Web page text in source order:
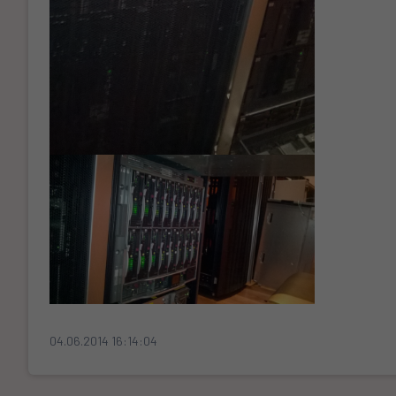
04.06.2014 16:14:04